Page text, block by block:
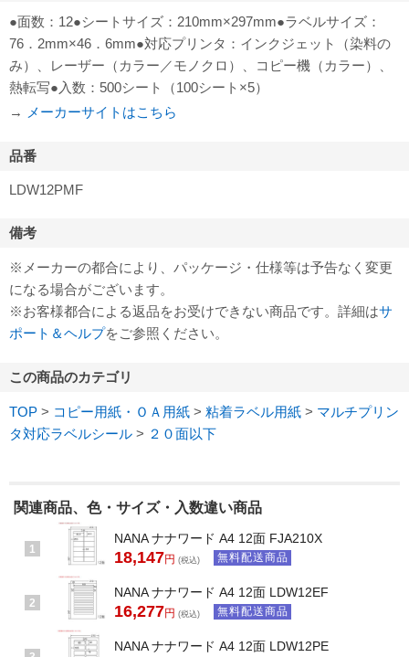
●面数：12●シートサイズ：210mm×297mm●ラベルサイズ：
76．2mm×46．6mm●対応プリンタ：インクジェット（染料の
み）、レーザー（カラー／モノクロ）、コピー機（カラー）、
熱転写●入数：500シート（100シート×5）
→
メーカーサイトはこちら
品番
LDW12PMF
備考
※メーカーの都合により、パッケージ・仕様等は予告なく変更
になる場合がございます。
※お客様都合による返品をお受けできない商品です。詳細はサ
ポート＆ヘルプをご参照ください。
この商品のカテゴリ
TOP > コピー用紙・ＯＡ用紙 > 粘着ラベル用紙 > マルチプリン
タ対応ラベルシール > ２０面以下
関連商品、色・サイズ・入数違い商品
1
NANA ナナワード A4 12面 FJA210X
18,147円 (税込) 無料配送商品
2
NANA ナナワード A4 12面 LDW12EF
16,277円 (税込) 無料配送商品
NANA ナナワード A4 12面 LDW12PE